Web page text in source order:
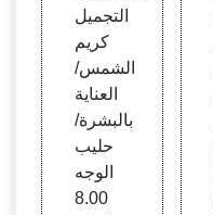
التجميل
كريم
الشمس/
العناية
بالبشرة/
حليب
الوجه
8.00